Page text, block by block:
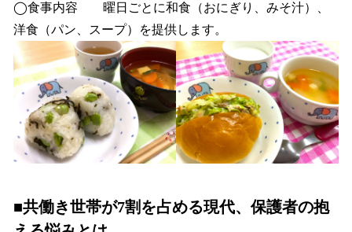
◯食事内容 曜日ごとに和食（おにぎり、みそ汁）、
洋食（パン、スープ）を提供します。
■共働き世帯が7割を占める現代、保護者の抱